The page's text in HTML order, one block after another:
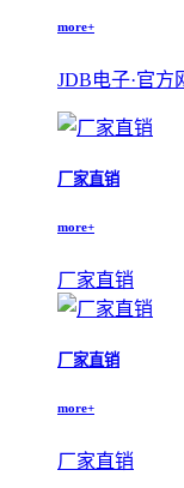
more+
JDB电子·官方
厂家直销
more+
厂家直销
厂家直销
more+
厂家直销